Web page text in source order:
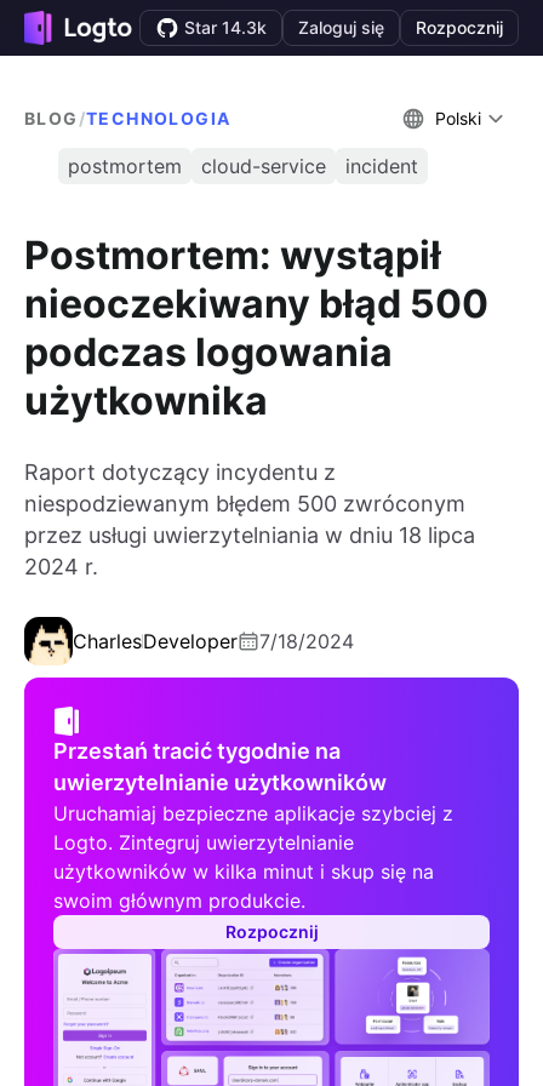
Star 14.3k Zaloguj się Rozpocznij
BLOG /TECHNOLOGIA Polski
postmortem cloud-service incident
Postmortem: wystąpił
nieoczekiwany błąd 500
podczas logowania
użytkownika
Raport dotyczący incydentu z
niespodziewanym błędem 500 zwróconym
przez usługi uwierzytelniania w dniu 18 lipca
2024 r.
CharlesDeveloper 7/18/2024
Przestań tracić tygodnie na
uwierzytelnianie użytkowników
Uruchamiaj bezpieczne aplikacje szybciej z
Logto. Zintegruj uwierzytelnianie
użytkowników w kilka minut i skup się na
swoim głównym produkcie.
Rozpocznij